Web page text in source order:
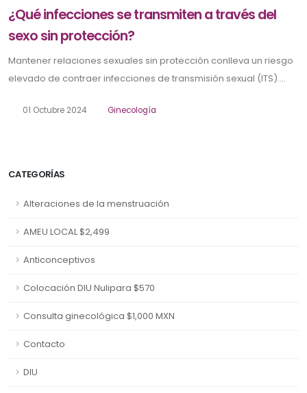
CATEGORÍAS
Alteraciones de la menstruación
AMEU LOCAL $2,499
Anticonceptivos
Colocación DIU Nulipara $570
Consulta ginecológica $1,000 MXN
Contacto
DIU
¿Qué infecciones se transmiten a través del
sexo sin protección?
Mantener relaciones sexuales sin protección conlleva un riesgo
elevado de contraer infecciones de transmisión sexual (ITS)....
01 Octubre 2024 Ginecología